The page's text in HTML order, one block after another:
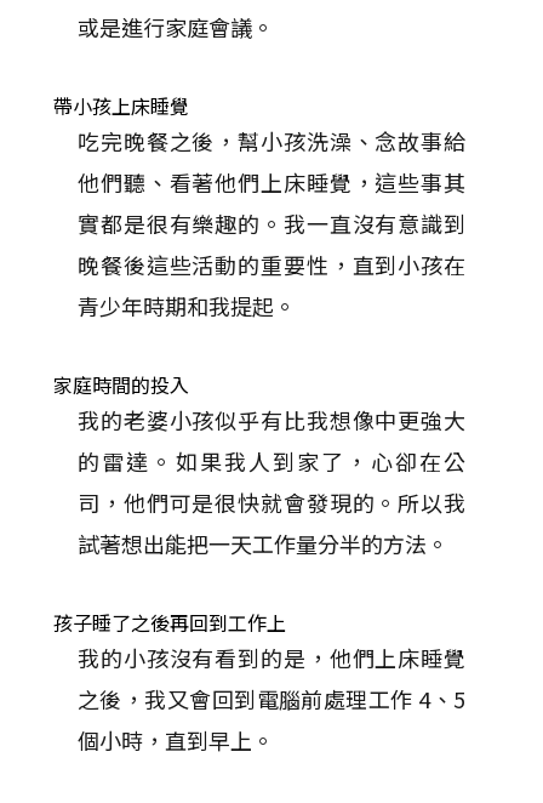
或是進行家庭會議。
帶小孩上床睡覺
吃完晚餐之後，幫小孩洗澡、念故事給
他們聽、看著他們上床睡覺，這些事其
實都是很有樂趣的。我一直沒有意識到
晚餐後這些活動的重要性，直到小孩在
青少年時期和我提起。
家庭時間的投入
我的老婆小孩似乎有比我想像中更強大
的雷達。如果我人到家了，心卻在公
司，他們可是很快就會發現的。所以我
試著想出能把一天工作量分半的方法。
孩子睡了之後再回到工作上
我的小孩沒有看到的是，他們上床睡覺
之後，我又會回到電腦前處理工作 4、5
個小時，直到早上。